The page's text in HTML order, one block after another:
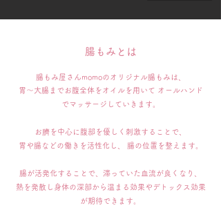
​腸もみとは
腸もみ屋さんmomoのオリジナル腸もみは、
胃～大腸までお腹全体をオイルを用いて オールハンド
でマッサージしていきます。
お臍を中心に腹部を優しく刺激することで、
胃や腸などの働きを活性化し、 腸の位置を整えます。
腸が活発化することで、滞っていた血流が良くなり、
熱を発散し身体の深部から温まる効果やデトックス効果
が期待できます。